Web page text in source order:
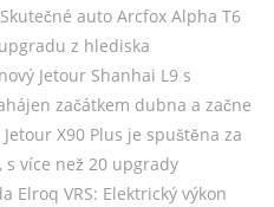
Skutečné auto Arcfox Alpha T6
z hlediska
Jetour Shanhai L9 s
začátkem dubna a začne
Jetour X90 Plus je spuštěna za
s více než 20 upgrady
Elroq VRS: Elektrický výkon